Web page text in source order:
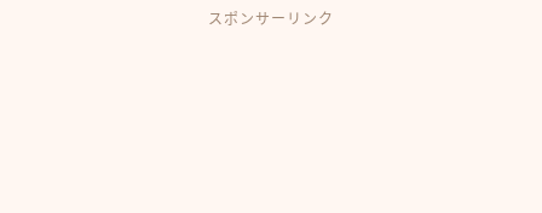
スポンサーリンク